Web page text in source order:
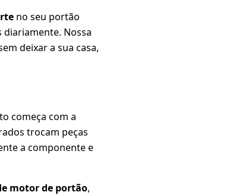
no seu portão
diariamente. Nossa
deixar a sua casa,
começa com a
trocam peças
a componente e
motor de portão,